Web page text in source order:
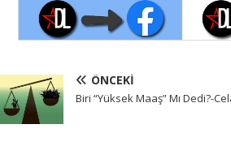
ÖNCEKI
Biri “Yüksek Maaş” Mı Dedi?-